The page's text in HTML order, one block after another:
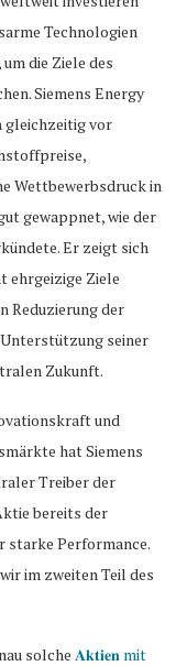
Technologien
die Ziele des
Siemens Energy
gleichzeitig vor
Wettbewerbsdruck in
gewappnet, wie der
Er zeigt sich
ehrgeizige Ziele
Reduzierung der
Unterstützung seiner
Zukunft.
und
hat Siemens
Treiber der
bereits der
starke Performance.
im zweiten Teil des
solche 𝐀𝐤𝐭𝐢𝐞𝐧 mit